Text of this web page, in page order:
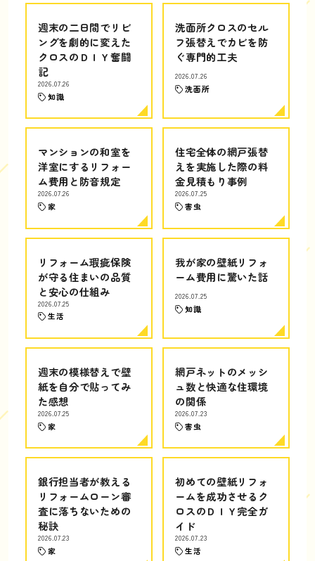
週末の二日間でリビ
ングを劇的に変えた
クロスのＤＩＹ奮闘
記
2026.07.26
知識
洗面所クロスのセル
フ張替えでカビを防
ぐ専門的工夫
2026.07.26
洗面所
マンションの和室を
洋室にするリフォー
ム費用と防音規定
2026.07.26
家
住宅全体の網戸張替
えを実施した際の料
金見積もり事例
2026.07.25
害虫
リフォーム瑕疵保険
が守る住まいの品質
と安心の仕組み
2026.07.25
生活
我が家の壁紙リフォ
ーム費用に驚いた話
2026.07.25
知識
週末の模様替えで壁
紙を自分で貼ってみ
た感想
2026.07.25
家
網戸ネットのメッシ
ュ数と快適な住環境
の関係
2026.07.23
害虫
銀行担当者が教える
リフォームローン審
査に落ちないための
秘訣
2026.07.23
家
初めての壁紙リフォ
ームを成功させるク
ロスのＤＩＹ完全ガ
イド
2026.07.23
生活